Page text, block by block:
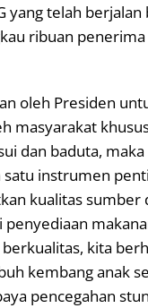
yang telah berjalan
ribuan
oleh Presiden
masyarakat
dan baduta, maka
satu instrumen
kualitas sumber
penyediaan
kita
kembang anak
pencegahan